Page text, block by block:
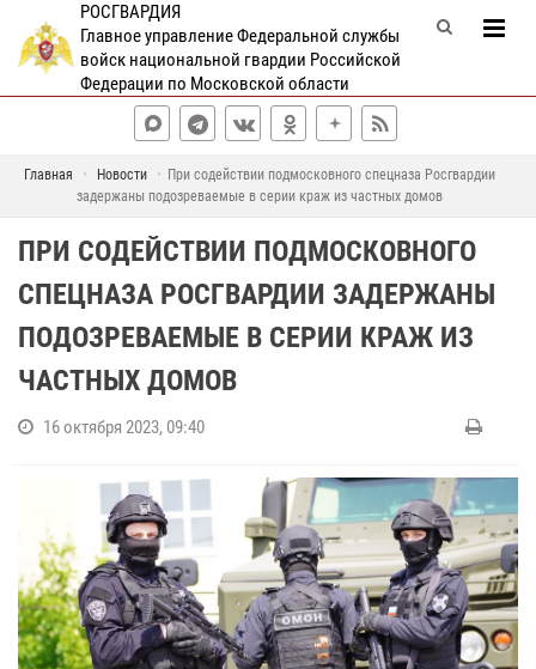
РОСГВАРДИЯ
Главное управление Федеральной службы
войск национальной гвардии Российской
Федерации по Московской области
Главная Новости
При содействии подмосковного спецназа Росгвардии
задержаны подозреваемые в серии краж из частных домов
ПРИ СОДЕЙСТВИИ ПОДМОСКОВНОГО
СПЕЦНАЗА РОСГВАРДИИ ЗАДЕРЖАНЫ
ПОДОЗРЕВАЕМЫЕ В СЕРИИ КРАЖ ИЗ
ЧАСТНЫХ ДОМОВ
16 октября 2023, 09:40